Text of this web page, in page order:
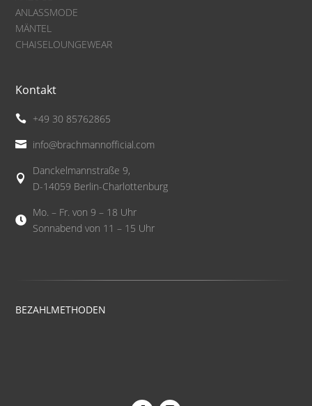
ANLASSMODE
MÄNTEL
CHAISELOUNGEWEAR
Kontakt
 +49 30 85762865
 info@brachmannofficial.com

Danckelmannstraße 9,
D-14059 Berlin-Charlottenburg

Mo. – Fr. von 9 – 18 Uhr
Sonnabend von 11 – 15 Uhr
BEZAHLMETHODEN